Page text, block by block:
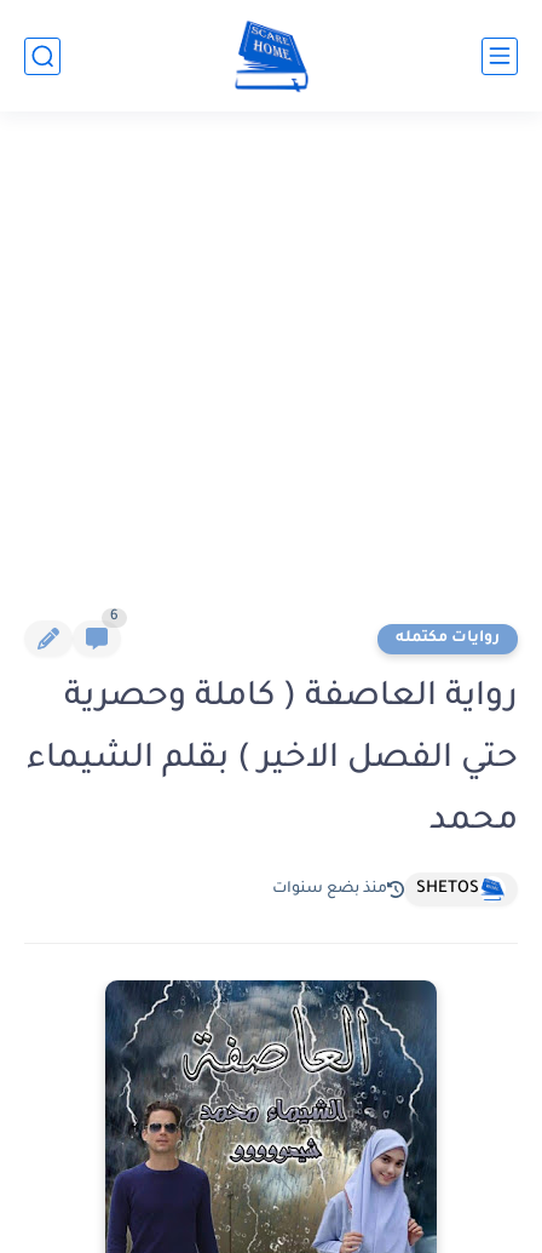
روايات مكتمله
6
رواية العاصفة ( كاملة وحصرية
حتي الفصل الاخير ) بقلم الشيماء
محمد
SHETOS منذ بضع سنوات